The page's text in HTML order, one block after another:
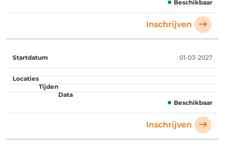
Beschikbaar
Inschrijven
01-03-2027
Beschikbaar
Inschrijven